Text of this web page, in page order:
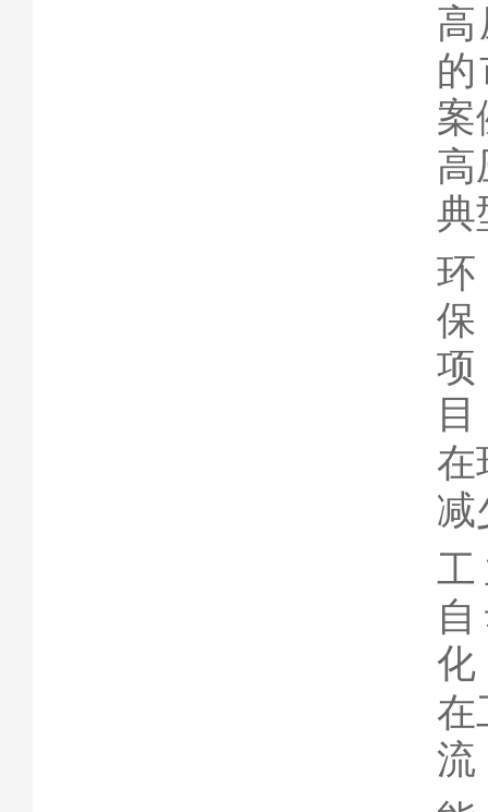
案
高
典
环
保
项
目
在
减
化
在
流